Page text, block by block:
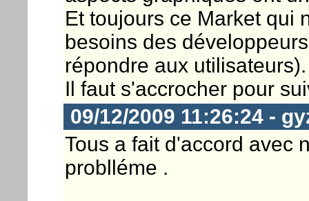
Et toujours ce Market qui
besoins des
répondre aux utilisateurs).
Il faut s'accrocher pour
09/12/2009 11:26:24 -
Tous a fait d'accord avec
problléme .